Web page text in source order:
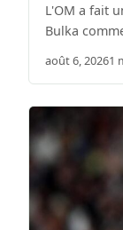
L'OM a fait
Bulka
août 6, 20261